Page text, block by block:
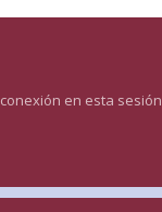
en esta sesión